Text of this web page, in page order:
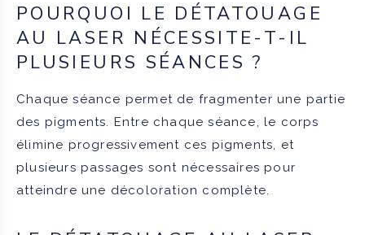
POURQUOI LE DÉTATOUAGE
AU LASER NÉCESSITE-T-IL
PLUSIEURS SÉANCES ?
Chaque séance permet de fragmenter une partie
des pigments. Entre chaque séance, le corps
élimine progressivement ces pigments, et
plusieurs passages sont nécessaires pour
atteindre une décoloration complète.